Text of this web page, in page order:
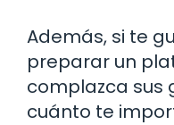
Además, si te
preparar un
complazca sus
cuánto te